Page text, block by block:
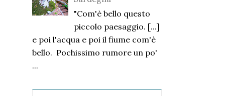
"Com'è bello questo
piccolo paesaggio. [...]
e poi l'acqua e poi il fiume com'è
bello. Pochissimo rumore un po'
...